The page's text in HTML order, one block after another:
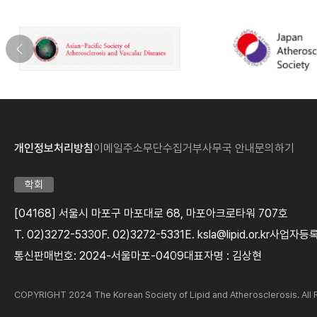
개인정보처리방침이메일주소무단수집거부사무국 안내문의하기
학회
[04168] 서울시 마포구 마포대로 68, 마포아크로타워 707호
T. 02)3272-5330F. 02)3272-5331E. ksla@lipid.or.kr사업자등
통신판매번호: 2024-서울마포-0409대표자명 : 김상현
COPYRIGHT 2024 The Korean Society of Lipid and Atherosclerosis. All